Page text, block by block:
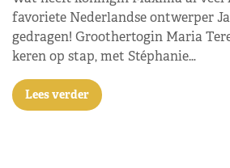
favoriete Nederlandse ontwerper
gedragen! Groothertogin Maria
keren op stap, met Stéphanie…
Lees verder